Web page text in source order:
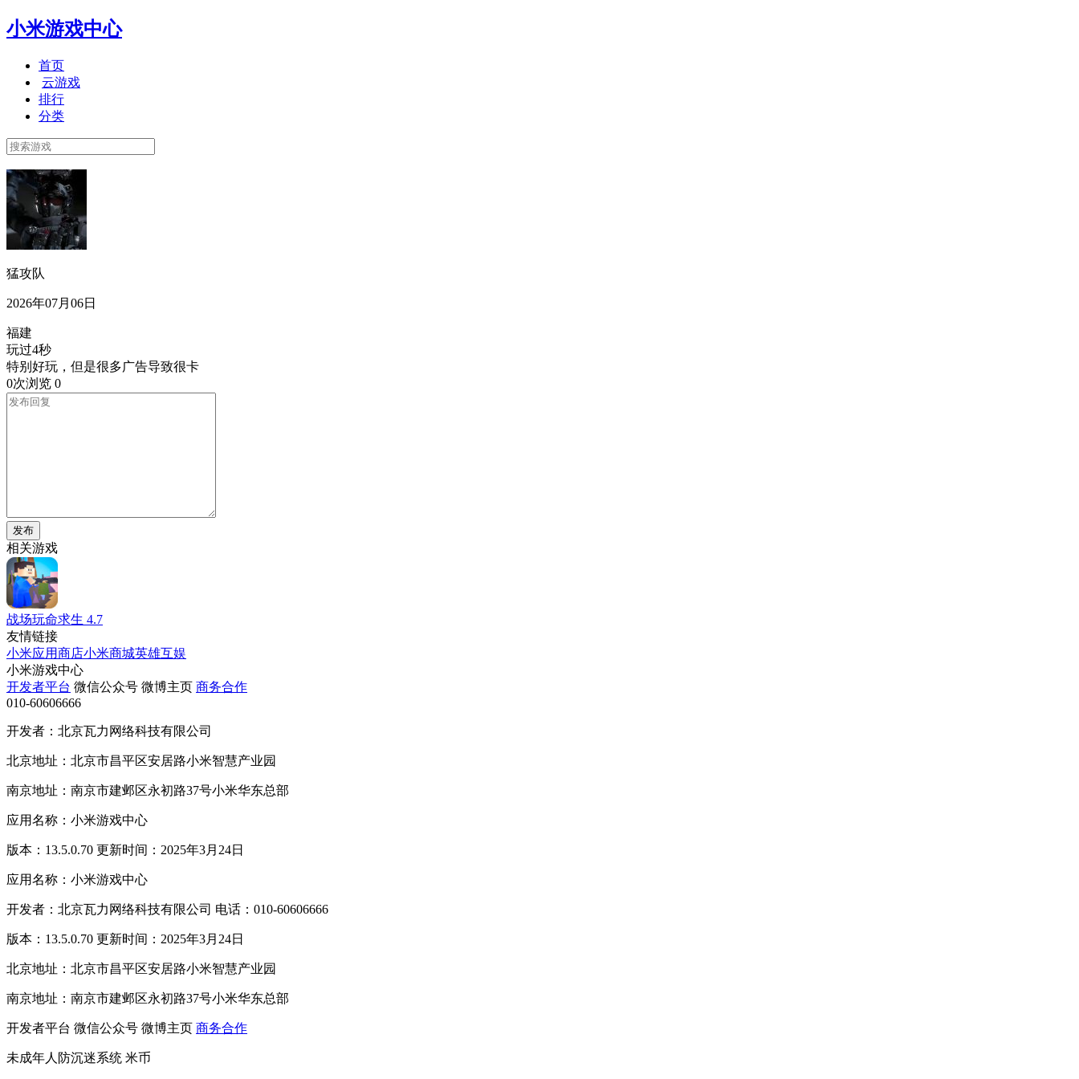
小米游戏中心
首页
云游戏
排行
分类
猛攻队
2026年07月06日
福建
玩过4秒
特别好玩，但是很多广告导致很卡
0次浏览 0
发布
相关游戏
战场玩命求生 4.7
友情链接
小米应用商店小米商城英雄互娱
小米游戏中心
开发者平台 微信公众号 微博主页 商务合作
010-60606666
开发者：北京瓦力网络科技有限公司
北京地址：北京市昌平区安居路小米智慧产业园
南京地址：南京市建邺区永初路37号小米华东总部
应用名称：小米游戏中心
版本：13.5.0.70 更新时间：2025年3月24日
应用名称：小米游戏中心
开发者：北京瓦力网络科技有限公司 电话：010-60606666
版本：13.5.0.70 更新时间：2025年3月24日
北京地址：北京市昌平区安居路小米智慧产业园
南京地址：南京市建邺区永初路37号小米华东总部
开发者平台 微信公众号 微博主页 商务合作
未成年人防沉迷系统 米币